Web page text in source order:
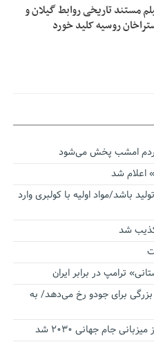
مستند تاریخی روابط گیلان و
روسیه کلید خورد
امشب پخش می‌شود
اعلام شد
باشد/مواد اولیه با کولبری وارد
شد
ترامپ در برابر ایران
بزرگی برای جودو رخ می‌دهد/ به
جام جهانی ۲۰۳۰ شد